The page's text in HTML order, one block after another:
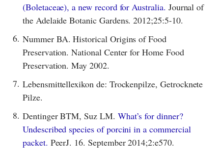
(Boletaceae), a new record for Australia. Journal of
the Adelaide Botanic Gardens. 2012;25:5-10.
6. Nummer BA. Historical Origins of Food
Preservation. National Center for Home Food
Preservation. May 2002.
7. Lebensmittellexikon de: Trockenpilze, Getrocknete
Pilze.
8. Dentinger BTM, Suz LM. What’s for dinner?
Undescribed species of porcini in a commercial
packet. PeerJ. 16. September 2014;2:e570.